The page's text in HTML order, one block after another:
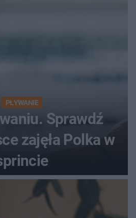
PŁYWANIE
Sprawdź
zajęła Polka w